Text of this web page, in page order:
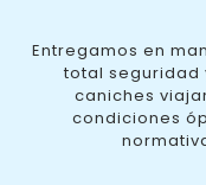
Entregamos en
total seguridad
caniches
condiciones